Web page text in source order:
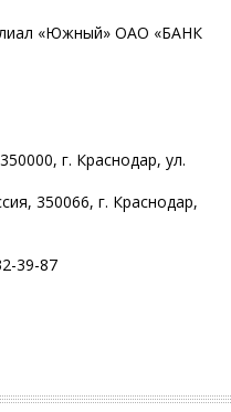
«Южный» ОАО «БАНК
г. Краснодар, ул.
350066, г. Краснодар,
39-87